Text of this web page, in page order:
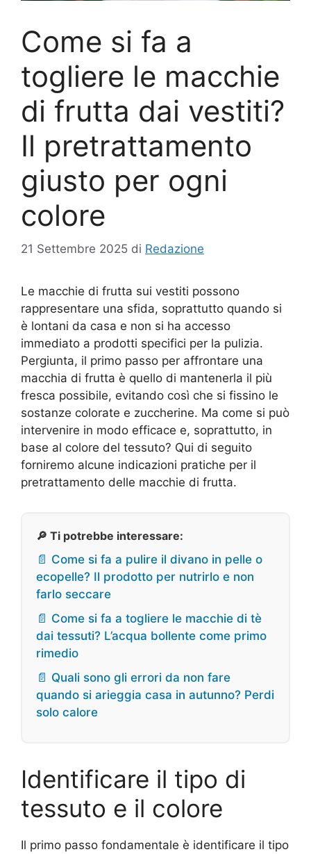
Come si fa a
togliere le macchie
di frutta dai vestiti?
Il pretrattamento
giusto per ogni
colore
21 Settembre 2025 di Redazione
Le macchie di frutta sui vestiti possono
rappresentare una sfida, soprattutto quando si
è lontani da casa e non si ha accesso
immediato a prodotti specifici per la pulizia.
Pergiunta, il primo passo per affrontare una
macchia di frutta è quello di mantenerla il più
fresca possibile, evitando così che si fissino le
sostanze colorate e zuccherine. Ma come si può
intervenire in modo efficace e, soprattutto, in
base al colore del tessuto? Qui di seguito
forniremo alcune indicazioni pratiche per il
pretrattamento delle macchie di frutta.
🔎 Ti potrebbe interessare:
📄 Come si fa a pulire il divano in pelle o
ecopelle? Il prodotto per nutrirlo e non
farlo seccare
📄 Come si fa a togliere le macchie di tè
dai tessuti? L’acqua bollente come primo
rimedio
📄 Quali sono gli errori da non fare
quando si arieggia casa in autunno? Perdi
solo calore
Identificare il tipo di
tessuto e il colore
Il primo passo fondamentale è identificare il tipo